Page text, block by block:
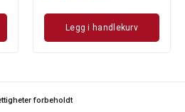
Legg i handlekurv
forbeholdt